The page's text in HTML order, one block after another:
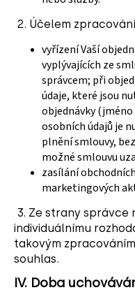
2. Účelem
vyřízení Vaší
vyplývajících ze
správcem; při
údaje, které jsou
objednávky
osobních údajů je
plnění smlouvy,
možné smlouvu
zasílání
marketingových
3. Ze strany správce
individuálnímu
takovým
souhlas.
IV. Doba